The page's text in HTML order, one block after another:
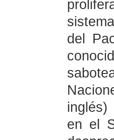
del
inglés)
en el